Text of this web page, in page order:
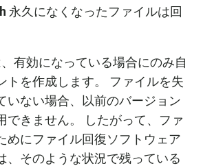
永久になくなったファイルは回
有効になっている場合にのみ自
トを作成します。 ファイルを失
いない場合、以前のバージョン
できません。 したがって、ファ
めにファイル回復ソフトウェア
、そのような状況で残っている